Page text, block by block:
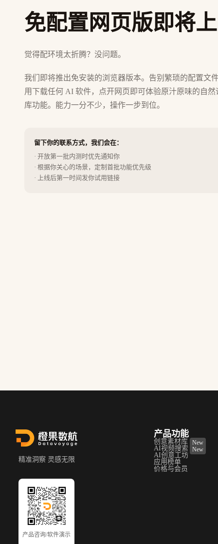
免配置网页版即将
觉得配环境太折腾？没问题。
我们即将推出免安装的浏览器版本。告别繁琐的配置文
用下载任何 AI 软件，点开网页即可体验原汁原味的自然
库功能。能力一分不少，操作一步到位。
留下你的联系方式，我们会在：
· 开放第一批内测时优先通知你
· 根据你关心的场景，定制首批功能优先级
· 上线后第一时间发你试用链接
精准洞察 灵感无限
产品咨询/软件演示
产品功能
创意素材库
AI视频搜索
New
AI创意工坊
New
应用榜单
价格与会员